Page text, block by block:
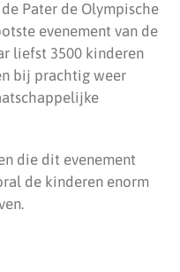
Pater de Olympische
evenement van de
liefst 3500 kinderen
bij prachtig weer
die dit evenement
de kinderen enorm